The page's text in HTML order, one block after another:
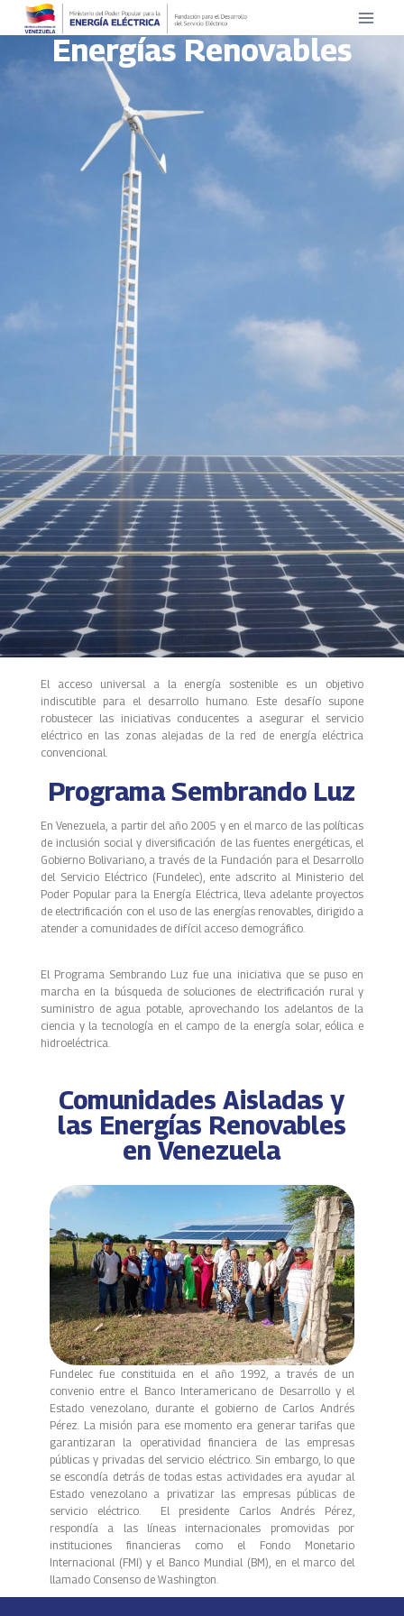
Energías Renovables
El acceso universal a la energía sostenible es un objetivo
indiscutible para el desarrollo humano. Este desafío supone
robustecer las iniciativas conducentes a asegurar el servicio
eléctrico en las zonas alejadas de la red de energía eléctrica
convencional.
Programa Sembrando Luz
En Venezuela, a partir del año 2005 y en el marco de las políticas
de inclusión social y diversificación de las fuentes energéticas, el
Gobierno Bolivariano, a través de la Fundación para el Desarrollo
del Servicio Eléctrico (Fundelec), ente adscrito al Ministerio del
Poder Popular para la Energía Eléctrica, lleva adelante proyectos
de electrificación con el uso de las energías renovables, dirigido a
atender a comunidades de difícil acceso demográfico.
El Programa Sembrando Luz fue una iniciativa que se puso en
marcha en la búsqueda de soluciones de electrificación rural y
suministro de agua potable, aprovechando los adelantos de la
ciencia y la tecnología en el campo de la energía solar, eólica e
hidroeléctrica.
Comunidades Aisladas y
las Energías Renovables
en Venezuela
Fundelec fue constituida en el año 1992, a través de un
convenio entre el Banco Interamericano de Desarrollo y el
Estado venezolano, durante el gobierno de Carlos Andrés
Pérez. La misión para ese momento era generar tarifas que
garantizaran la operatividad financiera de las empresas
públicas y privadas del servicio eléctrico. Sin embargo, lo que
se escondía detrás de todas estas actividades era ayudar al
Estado venezolano a privatizar las empresas públicas de
servicio eléctrico. El presidente Carlos Andrés Pérez,
respondía a las líneas internacionales promovidas por
instituciones financieras como el Fondo Monetario
Internacional (FMI) y el Banco Mundial (BM), en el marco del
llamado Consenso de Washington.